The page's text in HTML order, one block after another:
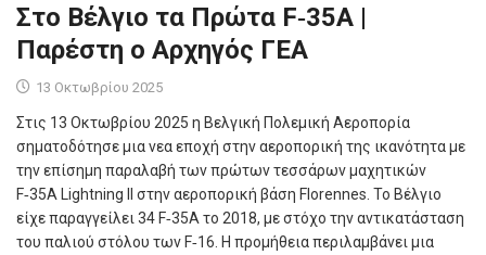
Στο Βέλγιο τα Πρώτα F‑35A |
Παρέστη ο Αρχηγός ΓΕΑ
13 Οκτωβρίου 2025
Στις 13 Οκτωβρίου 2025 η Βελγική Πολεμική Αεροπορία
σηματοδότησε μια νεα εποχή στην αεροπορική της ικανότητα με
την επίσημη παραλαβή των πρώτων τεσσάρων μαχητικών
F‑35A Lightning II στην αεροπορική βάση Florennes. Το Βέλγιο
είχε παραγγείλει 34 F‑35A το 2018, με στόχο την αντικατάσταση
του παλιού στόλου των F‑16. Η προμήθεια περιλαμβάνει μια